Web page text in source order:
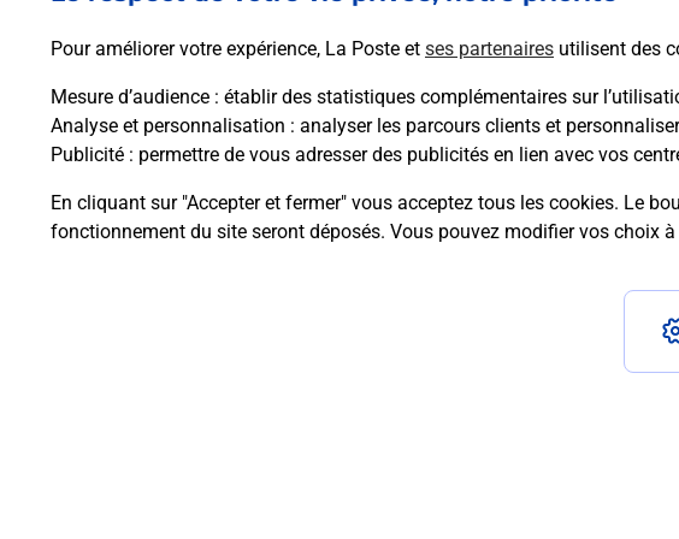
Pour améliorer votre expérience, La Poste et ses partenaires utilisent des
Mesure d’audience : établir des statistiques complémentaires sur
Analyse et personnalisation : analyser les parcours clients et
Publicité : permettre de vous adresser des publicités en lien avec vos
En cliquant sur "Accepter et fermer" vous acceptez tous les cookies. Le
fonctionnement du site seront déposés. Vous pouvez modifier vos choix
Questions
Comment fonctionne la téléassistance